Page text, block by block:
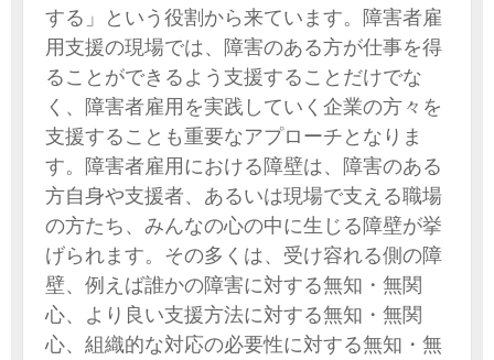
する」という役割から来ています。障害者雇
用支援の現場では、障害のある方が仕事を得
ることができるよう支援することだけでな
く、障害者雇用を実践していく企業の方々を
支援することも重要なアプローチとなりま
す。障害者雇用における障壁は、障害のある
方自身や支援者、あるいは現場で支える職場
の方たち、みんなの心の中に生じる障壁が挙
げられます。その多くは、受け容れる側の障
壁、例えば誰かの障害に対する無知・無関
心、より良い支援方法に対する無知・無関
心、組織的な対応の必要性に対する無知・無